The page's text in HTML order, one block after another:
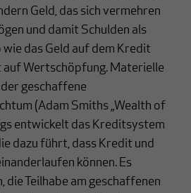
Geld, das sich vermehren
und damit Schulden als
wie das Geld auf dem Kredit
auf Wertschöpfung. Materielle
geschaffene
(Adam Smiths „Wealth of
entwickelt das Kreditsystem
dazu führt, dass Kredit und
können. Es
die Teilhabe am geschaffenen